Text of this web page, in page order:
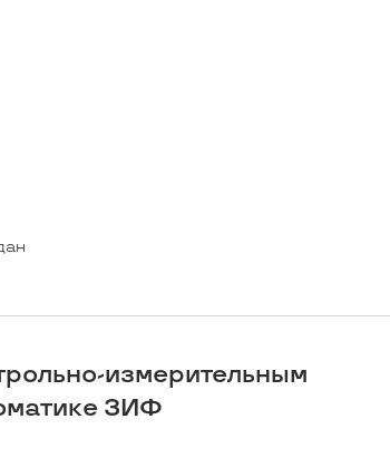
измерительным
ЗИФ